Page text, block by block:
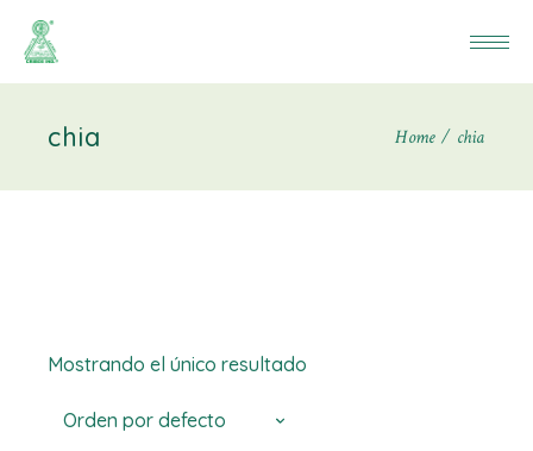
chia Home chia
Mostrando el único resultado
Orden por defecto